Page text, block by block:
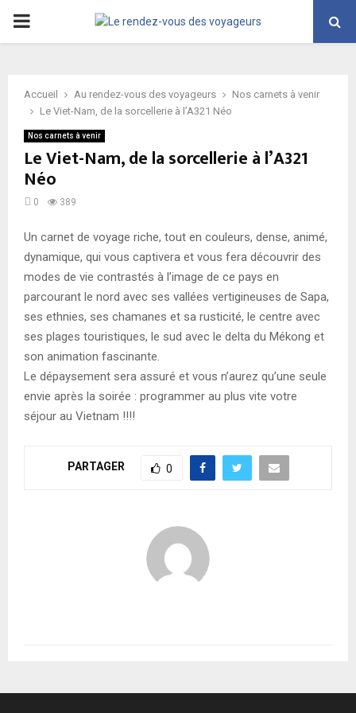
PRIMARY
Accueil Au rendez-vous des voyageurs
Nos carnets à venir
Le Viet-Nam, de la sorcellerie à l’A321 Néo
Nos carnets à venir
Le Viet-Nam, de la sorcellerie à l’A321
Néo
0 389
Un carnet de voyage riche, tout en couleurs, dense, animé,
dynamique, qui vous captivera et vous fera découvrir des
modes de vie contrastés à l’image de ce pays en
parcourant le nord avec ses vallées vertigineuses de Sapa,
ses ethnies, ses chamanes et sa rusticité, le centre avec
ses plages touristiques, le sud avec le delta du Mékong et
son animation fascinante.
Le dépaysement sera assuré et vous n’aurez qu’une seule
envie après la soirée : programmer au plus vite votre
séjour au Vietnam !!!!
PARTAGER 0